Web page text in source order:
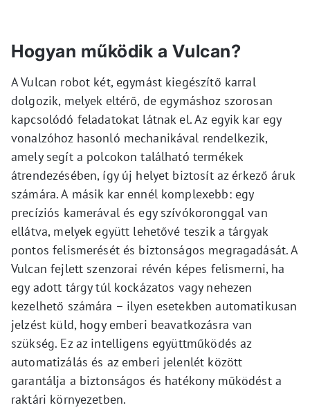
Hogyan működik a Vulcan?
A Vulcan robot két, egymást kiegészítő karral
dolgozik, melyek eltérő, de egymáshoz szorosan
kapcsolódó feladatokat látnak el. Az egyik kar egy
vonalzóhoz hasonló mechanikával rendelkezik,
amely segít a polcokon található termékek
átrendezésében, így új helyet biztosít az érkező áruk
számára. A másik kar ennél komplexebb: egy
precíziós kamerával és egy szívókoronggal van
ellátva, melyek együtt lehetővé teszik a tárgyak
pontos felismerését és biztonságos megragadását. A
Vulcan fejlett szenzorai révén képes felismerni, ha
egy adott tárgy túl kockázatos vagy nehezen
kezelhető számára – ilyen esetekben automatikusan
jelzést küld, hogy emberi beavatkozásra van
szükség. Ez az intelligens együttműködés az
automatizálás és az emberi jelenlét között
garantálja a biztonságos és hatékony működést a
raktári környezetben.